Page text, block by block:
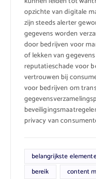
opzichte van digitale
zijn steeds alerter
gegevens worden
door bedrijven voor
of lekken van
reputatieschade voor
vertrouwen bij
voor bedrijven om
privacy van
belangrijkste
bereik
content